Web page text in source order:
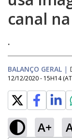
canal
.
BALANÇO GERAL |
12/12/2020 - 15H14
A+